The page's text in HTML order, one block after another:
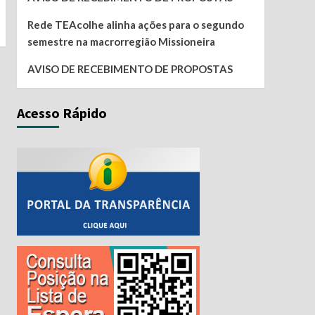
Rede TEAcolhe alinha ações para o segundo
semestre na macrorregião Missioneira
AVISO DE RECEBIMENTO DE PROPOSTAS
Acesso Rápido